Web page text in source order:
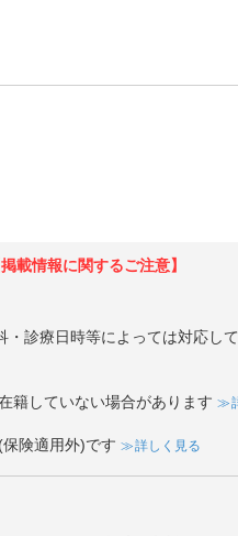
掲載情報に関するご注意】
・診療日時等によっては対応し
籍していない場合があります
険適用外)です 詳しく見る